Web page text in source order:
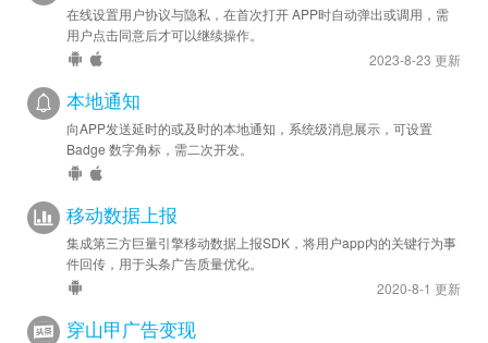
在线设置用户协议与隐私，在首次打开 APP时自动弹出或调用，需
用户点击同意后才可以继续操作。
2023-8-23 更新
本地通知
向APP发送延时的或及时的本地通知，系统级消息展示，可设置
Badge 数字角标，需二次开发。
移动数据上报
集成第三方巨量引擎移动数据上报SDK，将用户app内的关键行为事
件回传，用于头条广告质量优化。
2020-8-1 更新
穿山甲广告变现